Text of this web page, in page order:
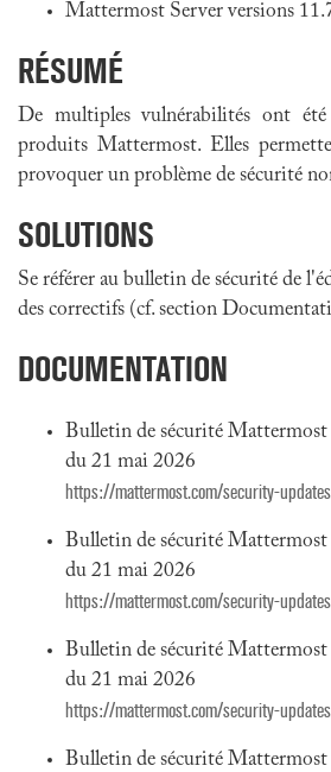
Mattermost Server versions
RÉSUMÉ
De multiples vulnérabilités ont été
produits Mattermost. Elles
provoquer un problème de sécurité
SOLUTIONS
Se référer au bulletin de sécurité de
des correctifs (cf. section
DOCUMENTATION
Bulletin de sécurité
du 21 mai 2026
https://mattermost.com/security-
Bulletin de sécurité
du 21 mai 2026
https://mattermost.com/security-
Bulletin de sécurité
du 21 mai 2026
https://mattermost.com/security-
Bulletin de sécurité